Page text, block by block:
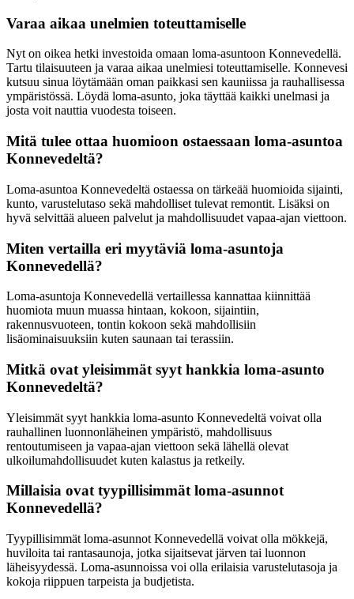
Varaa aikaa unelmien toteuttamiselle
Nyt on oikea hetki investoida omaan loma-asuntoon Konnevedellä.
Tartu tilaisuuteen ja varaa aikaa unelmiesi toteuttamiselle. Konnevesi
kutsuu sinua löytämään oman paikkasi sen kauniissa ja rauhallisessa
ympäristössä. Löydä loma-asunto, joka täyttää kaikki unelmasi ja
josta voit nauttia vuodesta toiseen.
Mitä tulee ottaa huomioon ostaessaan loma-asuntoa
Konnevedeltä?
Loma-asuntoa Konnevedeltä ostaessa on tärkeää huomioida sijainti,
kunto, varustelutaso sekä mahdolliset tulevat remontit. Lisäksi on
hyvä selvittää alueen palvelut ja mahdollisuudet vapaa-ajan viettoon.
Miten vertailla eri myytäviä loma-asuntoja
Konnevedellä?
Loma-asuntoja Konnevedellä vertaillessa kannattaa kiinnittää
huomiota muun muassa hintaan, kokoon, sijaintiin,
rakennusvuoteen, tontin kokoon sekä mahdollisiin
lisäominaisuuksiin kuten saunaan tai terassiin.
Mitkä ovat yleisimmät syyt hankkia loma-asunto
Konnevedeltä?
Yleisimmät syyt hankkia loma-asunto Konnevedeltä voivat olla
rauhallinen luonnonläheinen ympäristö, mahdollisuus
rentoutumiseen ja vapaa-ajan viettoon sekä lähellä olevat
ulkoilumahdollisuudet kuten kalastus ja retkeily.
Millaisia ovat tyypillisimmät loma-asunnot
Konnevedellä?
Tyypillisimmät loma-asunnot Konnevedellä voivat olla mökkejä,
huviloita tai rantasaunoja, jotka sijaitsevat järven tai luonnon
läheisyydessä. Loma-asunnoissa voi olla erilaisia varustelutasoja ja
kokoja riippuen tarpeista ja budjetista.